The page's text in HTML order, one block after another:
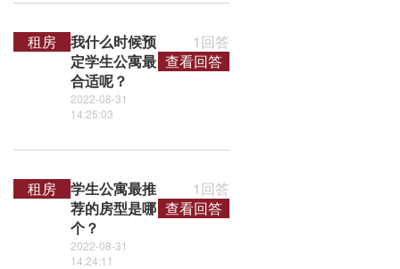
租房
我什么时候预
定学生公寓最
合适呢？
2022-08-31
14:25:03
1回答
查看回答
租房
学生公寓最推
荐的房型是哪
个？
2022-08-31
14:24:11
1回答
查看回答